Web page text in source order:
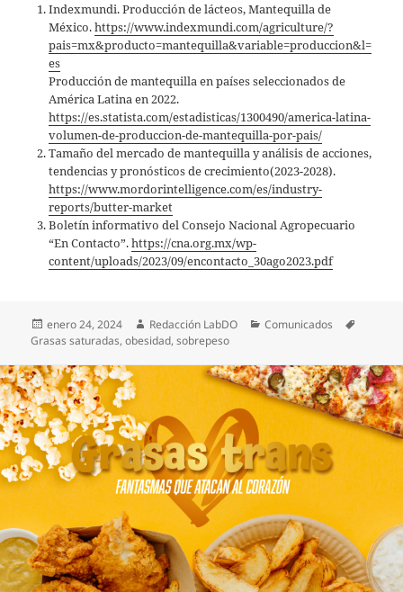
Indexmundi. Producción de lácteos, Mantequilla de
México.https://www.indexmundi.com/agriculture/?
pais=mx&producto=mantequilla&variable=produccion&l=
es
Producción de mantequilla en países seleccionados de
América Latina en 2022.
https://es.statista.com/estadisticas/1300490/america-latina-
volumen-de-produccion-de-mantequilla-por-pais/
Tamaño del mercado de mantequilla y análisis de acciones,
tendencias y pronósticos de crecimiento(2023-2028).
https://www.mordorintelligence.com/es/industry-
reports/butter-market
Boletín informativo del Consejo Nacional Agropecuario
“En Contacto”.https://cna.org.mx/wp-
content/uploads/2023/09/encontacto_30ago2023.pdf
Publicado
el
enero 24, 2024 Autor
Redacción LabDO Categorías
Comunicados
Grasas saturadas,obesidad,sobrepeso